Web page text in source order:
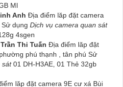
MI
Anh Địa điểm lăp đặt camera
dụng Dịch vụ camera quan sát
4sgen
Thi Tuấn Địa điểm lăp đặt
phú thạnh , tân phú Sử
sát01 DH-H3AE, 01 Thẻ 32gb
lăp đặt camera 9E cư xá Bùi